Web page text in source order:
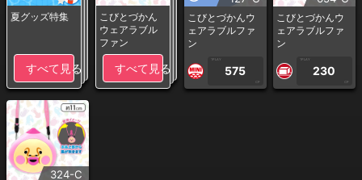
夏グッズ特集
すべて見る
こびとづかん
ウェアラブル
ファン
すべて見る
こびとづかんウ
ェアラブルファ
ン
1PLAY
575
CP
こびとづかんウ
ェアラブルファ
ン
1PLAY
230
CP
324-C